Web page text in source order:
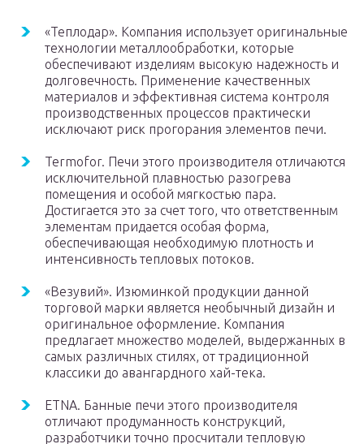
«Теплодар». Компания использует оригинальные
технологии металлообработки, которые
обеспечивают изделиям высокую надежность и
долговечность. Применение качественных
материалов и эффективная система контроля
производственных процессов практически
исключают риск прогорания элементов печи.
Termofor. Печи этого производителя отличаются
исключительной плавностью разогрева
помещения и особой мягкостью пара.
Достигается это за счет того, что ответственным
элементам придается особая форма,
обеспечивающая необходимую плотность и
интенсивность тепловых потоков.
«Везувий». Изюминкой продукции данной
торговой марки является необычный дизайн и
оригинальное оформление. Компания
предлагает множество моделей, выдержанных в
самых различных стилях, от традиционной
классики до авангардного хай-тека.
ETNA. Банные печи этого производителя
отличают продуманность конструкций,
разработчики точно просчитали тепловую